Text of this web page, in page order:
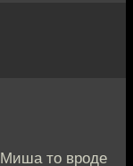
то вроде